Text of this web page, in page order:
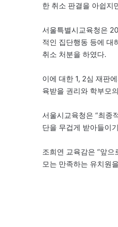
한 취소 판결을 아쉽지
서울특별시교육청은
적인 집단행동 등에 대
취소 처분을 하였다.
이에 대한 1, 2심 재판
육받을 권리와 학부모
서울시교육청은 “최종
단을 무겁게 받아들이
조희연 교육감은 “앞
모는 만족하는 유치원